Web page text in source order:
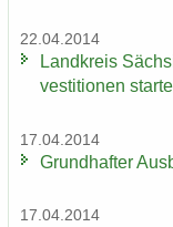
22.04.2014
Land­kreis
ves­ti­tio­nen
17.04.2014
Grund­haf­ter
17.04.2014